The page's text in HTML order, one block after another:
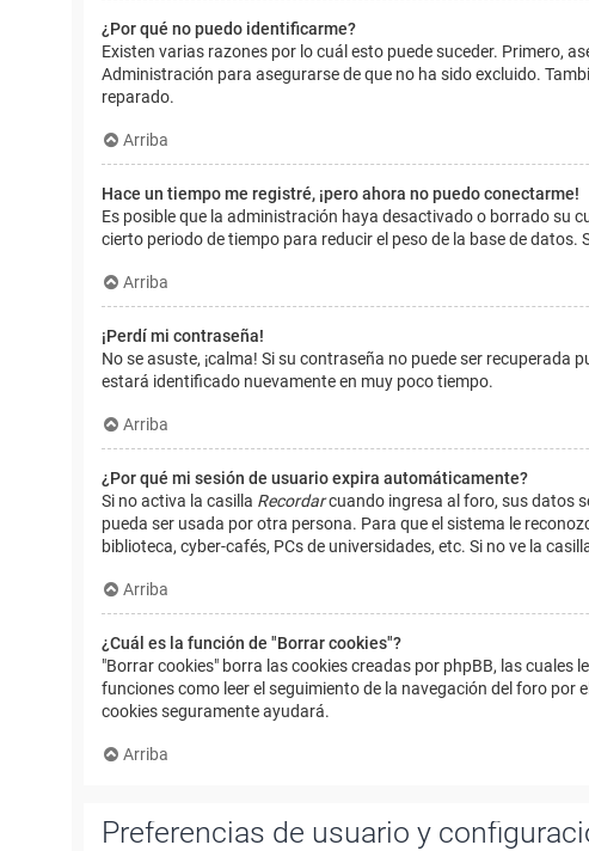
¿Por qué no puedo identificarme?
Existen varias razones por lo cuál esto puede suceder. Primero,
Administración para asegurarse de que no ha sido excluido.
reparado.
Arriba
Hace un tiempo me registré, ¡pero ahora no puedo conectarme!
Es posible que la administración haya desactivado o borrado su
cierto periodo de tiempo para reducir el peso de la base de datos.
Arriba
¡Perdí mi contraseña!
No se asuste, ¡calma! Si su contraseña no puede ser
estará identificado nuevamente en muy poco tiempo.
Arriba
¿Por qué mi sesión de usuario expira automáticamente?
Si no activa la casilla Recordarcuando ingresa al foro, sus datos
pueda ser usada por otra persona. Para que el sistema le
biblioteca, cyber-cafés, PCs de universidades, etc. Si no ve la
Arriba
¿Cuál es la función de "Borrar cookies"?
"Borrar cookies" borra las cookies creadas por phpBB, las
funciones como leer el seguimiento de la navegación del foro
cookies seguramente ayudará.
Arriba
Preferencias de usuario y